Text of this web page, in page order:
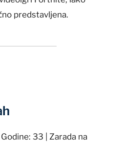
predstavljena.
33 | Zarada na